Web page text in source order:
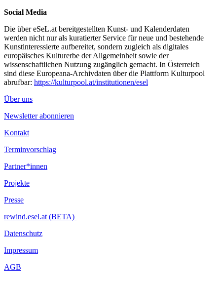
Social Media
Die über eSeL.at bereitgestellten Kunst- und Kalenderdaten
werden nicht nur als kuratierter Service für neue und bestehende
Kunstinteressierte aufbereitet, sondern zugleich als digitales
europäisches Kulturerbe der Allgemeinheit sowie der
wissenschaftlichen Nutzung zugänglich gemacht. In Österreich
sind diese Europeana-Archivdaten über die Plattform Kulturpool
abrufbar: https://kulturpool.at/institutionen/esel
Über uns
Newsletter abonnieren
Kontakt
Terminvorschlag
Partner*innen
Projekte
Presse
rewind.esel.at (BETA)
Datenschutz
Impressum
AGB